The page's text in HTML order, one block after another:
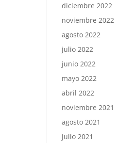
diciembre 2022
noviembre 2022
agosto 2022
julio 2022
junio 2022
mayo 2022
abril 2022
noviembre 2021
agosto 2021
julio 2021